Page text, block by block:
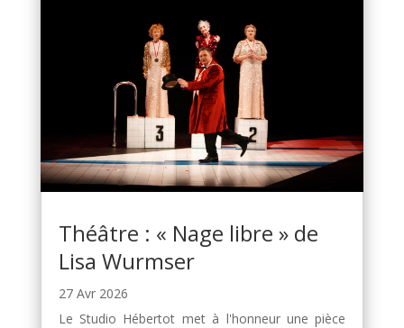
Théâtre : « Nage libre » de
Lisa Wurmser
27 Avr 2026
Le Studio Hébertot met à l'honneur une pièce